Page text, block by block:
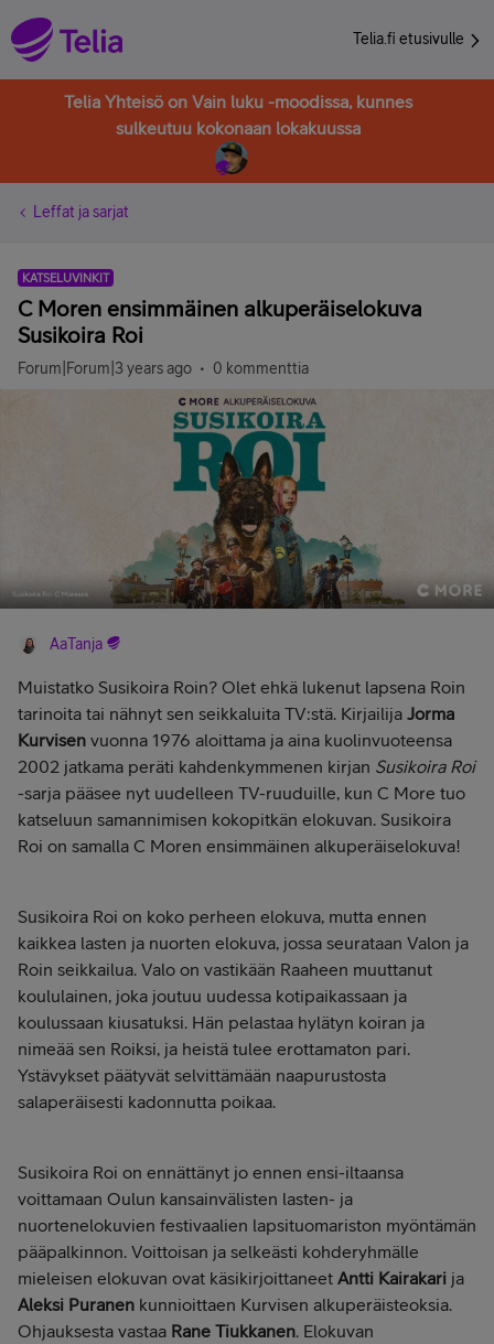
Telia.fi etusivulle
Telia Yhteisö on Vain luku -moodissa, kunnes
sulkeutuu kokonaan lokakuussa
Leffat ja sarjat
KATSELUVINKIT
C Moren ensimmäinen alkuperäiselokuva
Susikoira Roi
Forum|Forum|3 years ago 0 kommenttia
AaTanja
Muistatko Susikoira Roin? Olet ehkä lukenut lapsena Roin
tarinoita tai nähnyt sen seikkaluita TV:stä. Kirjailija Jorma
Kurvisen vuonna 1976 aloittama ja aina kuolinvuoteensa
2002 jatkama peräti kahdenkymmenen kirjan Susikoira Roi
-sarja pääsee nyt uudelleen TV-ruuduille, kun C More tuo
katseluun samannimisen kokopitkän elokuvan. Susikoira
Roi on samalla C Moren ensimmäinen alkuperäiselokuva!
Susikoira Roi on koko perheen elokuva, mutta ennen
kaikkea lasten ja nuorten elokuva, jossa seurataan Valon ja
Roin seikkailua. Valo on vastikään Raaheen muuttanut
koululainen, joka joutuu uudessa kotipaikassaan ja
koulussaan kiusatuksi. Hän pelastaa hylätyn koiran ja
nimeää sen Roiksi, ja heistä tulee erottamaton pari.
Ystävykset päätyvät selvittämään naapurustosta
salaperäisesti kadonnutta poikaa.
Susikoira Roi on ennättänyt jo ennen ensi-iltaansa
voittamaan Oulun kansainvälisten lasten- ja
nuortenelokuvien festivaalien lapsituomariston myöntämän
pääpalkinnon. Voittoisan ja selkeästi kohderyhmälle
mieleisen elokuvan ovat käsikirjoittaneet Antti Kairakari ja
Aleksi Puranen kunnioittaen Kurvisen alkuperäisteoksia.
Ohjauksesta vastaa Rane Tiukkanen. Elokuvan